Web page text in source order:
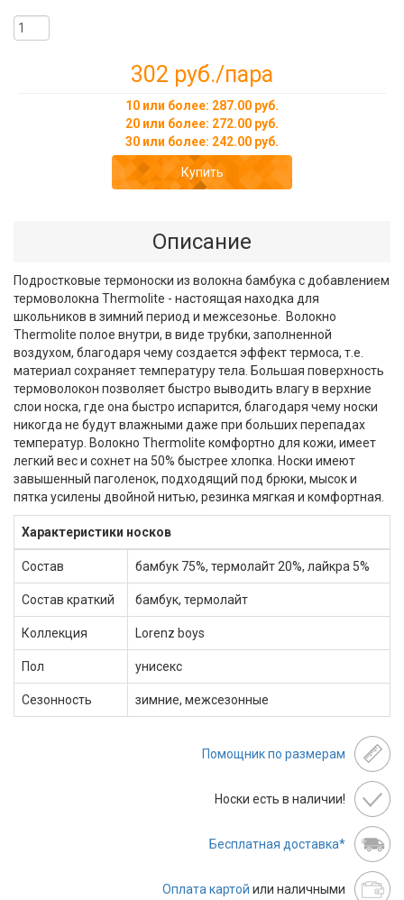
302 руб./пара
10 или более: 287.00 руб.
20 или более: 272.00 руб.
30 или более: 242.00 руб.
Купить
Описание
Подростковые термоноски из волокна бамбука с добавлением
термоволокна Thermolite - настоящая находка для
школьников в зимний период и межсезонье. Волокно
Thermolite полое внутри, в виде трубки, заполненной
воздухом, благодаря чему создается эффект термоса, т.е.
материал сохраняет температуру тела. Большая поверхность
термоволокон позволяет быстро выводить влагу в верхние
слои носка, где она быстро испарится, благодаря чему носки
никогда не будут влажными даже при больших перепадах
температур. Волокно Thermolite комфортно для кожи, имеет
легкий вес и сохнет на 50% быстрее хлопка. Носки имеют
завышенный паголенок, подходящий под брюки, мысок и
пятка усилены двойной нитью, резинка мягкая и комфортная.
Характеристики носков
Состав бамбук 75%, термолайт 20%, лайкра 5%
Состав краткий бамбук, термолайт
Коллекция Lorenz boys
Пол унисекс
Сезонность зимние, межсезонные
Помощник по размерам
Носки есть в наличии!
Бесплатная доставка*
Оплата картой или наличными